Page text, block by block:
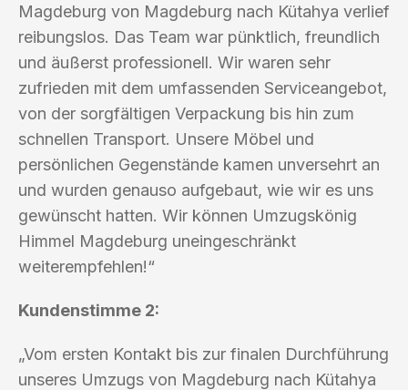
Magdeburg von Magdeburg nach Kütahya verlief
reibungslos. Das Team war pünktlich, freundlich
und äußerst professionell. Wir waren sehr
zufrieden mit dem umfassenden Serviceangebot,
von der sorgfältigen Verpackung bis hin zum
schnellen Transport. Unsere Möbel und
persönlichen Gegenstände kamen unversehrt an
und wurden genauso aufgebaut, wie wir es uns
gewünscht hatten. Wir können Umzugskönig
Himmel Magdeburg uneingeschränkt
weiterempfehlen!“
Kundenstimme 2:
„Vom ersten Kontakt bis zur finalen Durchführung
unseres Umzugs von Magdeburg nach Kütahya